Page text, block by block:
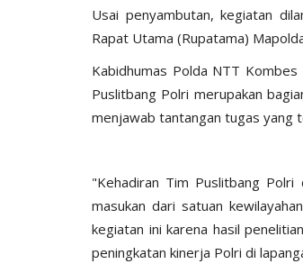
Usai penyambutan, kegiatan
Rapat Utama (Rupatama)
Kabidhumas Polda NTT Kombes
Puslitbang Polri merupakan
menjawab tantangan tugas yang
"Kehadiran Tim Puslitbang
masukan dari satuan
kegiatan ini karena hasil
peningkatan kinerja Polri di